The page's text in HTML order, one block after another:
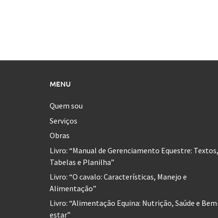
MENU
Quem sou
Serviços
Obras
Livro: “Manual de Gerenciamento Equestre: Textos,
Tabelas e Planilha”
Livro: “O cavalo: Características, Manejo e
Alimentação”
Livro: “Alimentação Equina: Nutrição, Saúde e
estar”